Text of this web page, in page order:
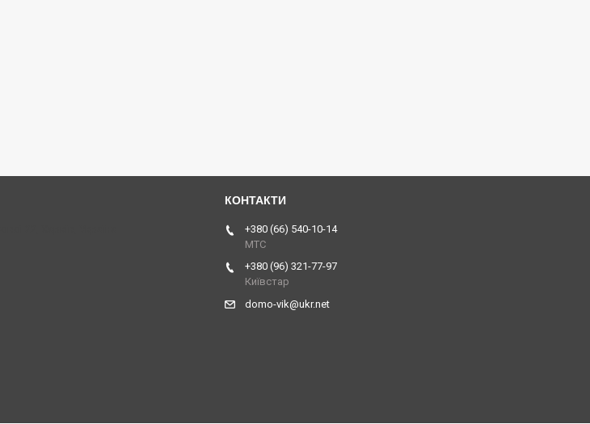
+380 (66) 540-10-14
МТС
+380 (96) 321-77-97
Київстар
domo-vik@ukr.net